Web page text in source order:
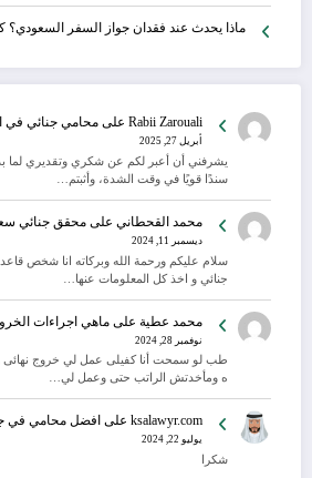
ماذا يحدث عند فقدان جواز السفر
Rabii Zarouali على محامي جنائي في
أبريل 27, 2025
يشرفني أن أعبر لكم عن شكري وتقديري لما
سندًا قويًا في وقت الشدة، وأثبتم…
محمد القحطاني على محقق جنائي
ديسمبر 11, 2024
سلام عليكم ورحمة الله وبركاته انا شخص
جنائي و اخذ كل المعلومات عنها…
محمد عطية على ماهي اجراءات
نوفمبر 28, 2024
طب لو سمحت أنا كفيلى عمل لي خروج نهائى
ه ومأخدتش الراتب حتى وعمل لي…
ksalawyr.com على افضل محامي في
يوليو 22, 2024
شكرا